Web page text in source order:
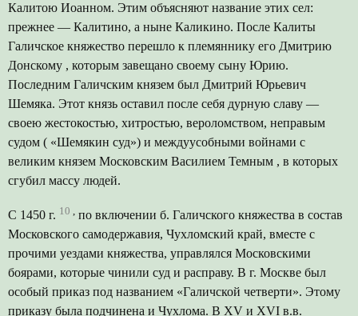
Калитою Иоанном. Этим объясняют название этих сел:
прежнее — Калитино, а ныне Каликино. После Калиты
Галичское княжество перешло к племяннику его Дмитрию
Донскому , которым завещано своему сыну Юрию.
Последним Галичским князем был Дмитрий Юрьевич
Шемяка. Этот князь оставил после себя дурную славу —
своею жестокостью, хитростью, вероломством, неправым
судом ( «Шемякин суд») и междуусобными войнами с
великим князем Московским Василием Темным , в которых
сгубил массу людей.
С 1450 г. 10 ,по включении б. Галичского княжества в состав
Московского самодержавия, Чухломский край, вместе с
прочими уездами княжества, управлялся Московскими
боярами, которые чинили суд и расправу. В г. Москве был
особый приказ под названием «Галичской четверти». Этому
приказу была подчинена и Чухлома. В XV и XVI в.в.